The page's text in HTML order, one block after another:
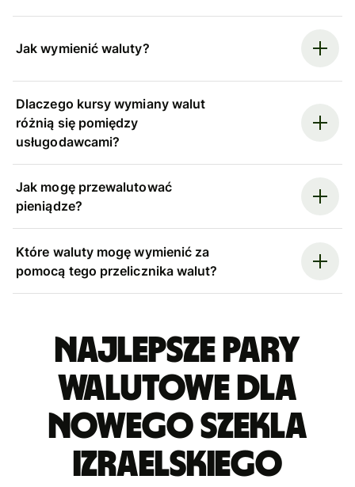
Jak wymienić waluty?
Dlaczego kursy wymiany walut
różnią się pomiędzy
usługodawcami?
Jak mogę przewalutować
pieniądze?
Które waluty mogę wymienić za
pomocą tego przelicznika walut?
Najlepsze pary
walutowe dla
nowego szekla
izraelskiego